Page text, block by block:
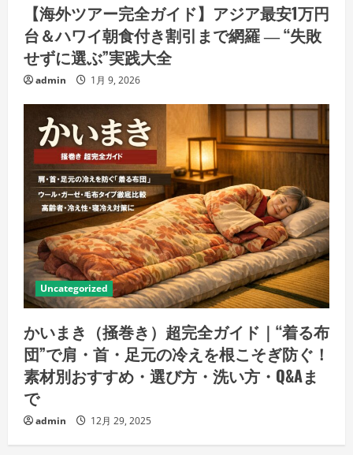
【海外ツアー完全ガイド】アジア最安1万円
台＆ハワイ朝食付き割引まで網羅 ― “失敗
せずに選ぶ”実践大全
admin 1月 9, 2026
Uncategorized
かいまき（掻巻き）超完全ガイド｜“着る布
団”で肩・首・足元の冷えを根こそぎ防ぐ！
素材別おすすめ・選び方・洗い方・Q&Aま
で
admin 12月 29, 2025